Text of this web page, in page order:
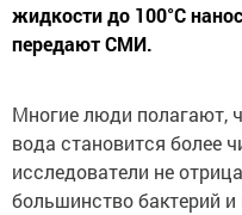
жидкости до 100°C
передают СМИ.
Многие люди полагают,
вода становится более
исследователи не
большинство бактерий